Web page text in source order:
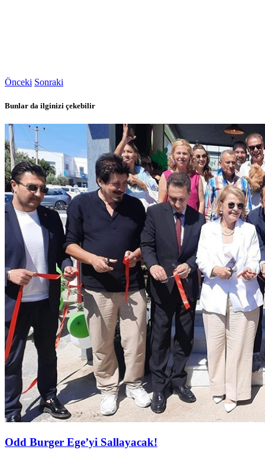
Önceki Sonraki
Bunlar da ilginizi çekebilir
Odd Burger Ege’yi Sallayacak!